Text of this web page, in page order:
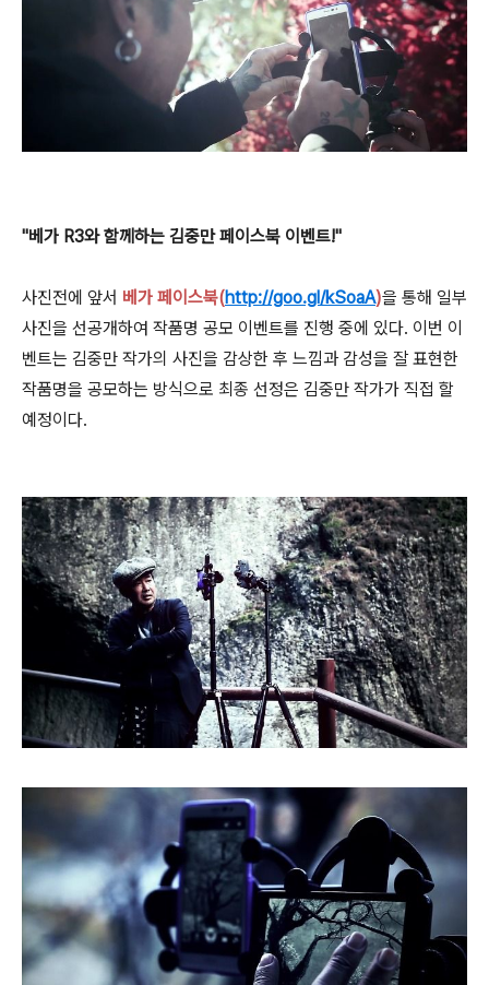
"베가 R3와 함께하는 김중만 페이스북 이벤트!"
사진전에 앞서 베가 페이스북(http://goo.gl/kSoaA)을 통해 일부
사진을 선공개하여 작품명 공모 이벤트를 진행 중에 있다. 이번 이
벤트는 김중만 작가의 사진을 감상한 후 느낌과 감성을 잘 표현한
작품명을 공모하는 방식으로 최종 선정은 김중만 작가가 직접 할
예정이다.